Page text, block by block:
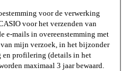
voor de verwerking
voor het verzenden van
e-mails in overeenstemming met
mijn verzoek, in het bijzonder
profilering (details in het
maximaal 3 jaar bewaard.